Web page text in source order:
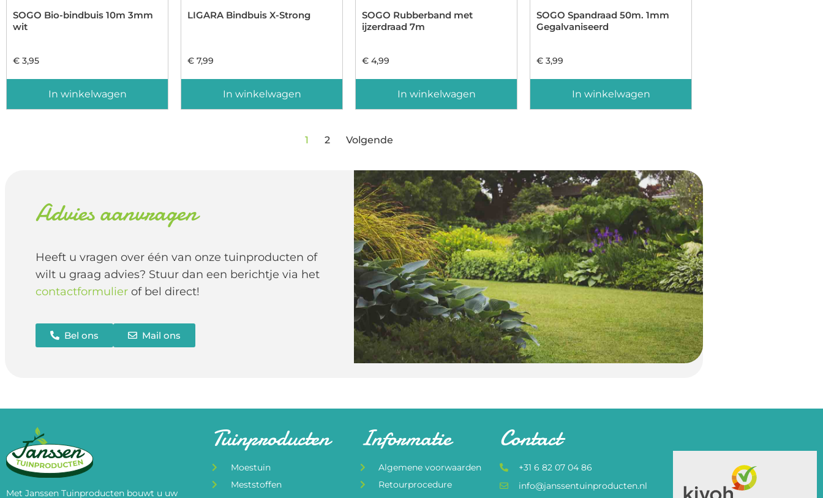
SOGO Bio-bindbuis 10m 3mm
wit
€ 3,95
In winkelwagen
LIGARA Bindbuis X-Strong
€ 7,99
In winkelwagen
SOGO Rubberband met
ijzerdraad 7m
€ 4,99
In winkelwagen
SOGO Spandraad 50m. 1mm
Gegalvaniseerd
€ 3,99
In winkelwagen
1 2 Volgende
Advies aanvragen
Heeft u vragen over één van onze tuinproducten of
wilt u graag advies? Stuur dan een berichtje via het
contactformulier of bel direct!
Bel ons Mail ons
Met Janssen Tuinproducten bouwt u uw
Tuinproducten
Moestuin
Meststoffen
Informatie
Algemene voorwaarden
Retourprocedure
Contact
+31 6 82 07 04 86
info@janssentuinproducten.nl